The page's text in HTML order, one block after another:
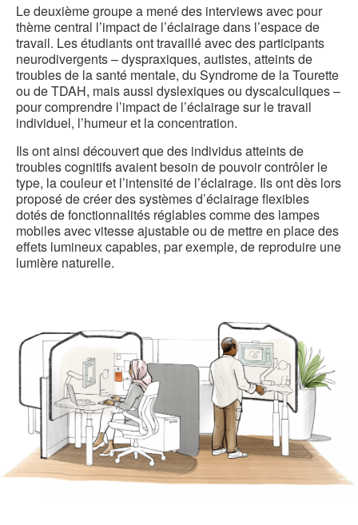
Le deuxième groupe a mené des interviews avec pour
thème central l’impact de l’éclairage dans l’espace de
travail. Les étudiants ont travaillé avec des participants
neurodivergents – dyspraxiques, autistes, atteints de
troubles de la santé mentale, du Syndrome de la Tourette
ou de TDAH, mais aussi dyslexiques ou dyscalculiques –
pour comprendre l’impact de l’éclairage sur le travail
individuel, l’humeur et la concentration.
Ils ont ainsi découvert que des individus atteints de
troubles cognitifs avaient besoin de pouvoir contrôler le
type, la couleur et l’intensité de l’éclairage. Ils ont dès lors
proposé de créer des systèmes d’éclairage flexibles
dotés de fonctionnalités réglables comme des lampes
mobiles avec vitesse ajustable ou de mettre en place des
effets lumineux capables, par exemple, de reproduire une
lumière naturelle.